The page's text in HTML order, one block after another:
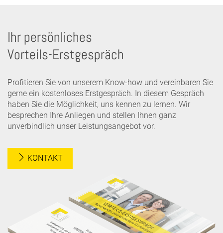
Ihr persönliches
Vorteils-Erstgespräch
Profitieren Sie von unserem Know-how und vereinbaren Sie
gerne ein kostenloses Erstgespräch. In diesem Gespräch
haben Sie die Möglichkeit, uns kennen zu lernen. Wir
besprechen Ihre Anliegen und stellen Ihnen ganz
unverbindlich unser Leistungsangebot vor.
KONTAKT